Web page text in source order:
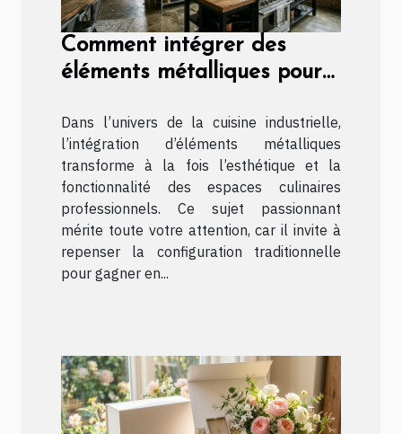
Comment intégrer des
éléments métalliques pour
industrielle ?
Dans l’univers de la cuisine industrielle,
l’intégration d’éléments métalliques
transforme à la fois l’esthétique et la
fonctionnalité des espaces culinaires
professionnels. Ce sujet passionnant
mérite toute votre attention, car il invite à
repenser la configuration traditionnelle
pour gagner en...